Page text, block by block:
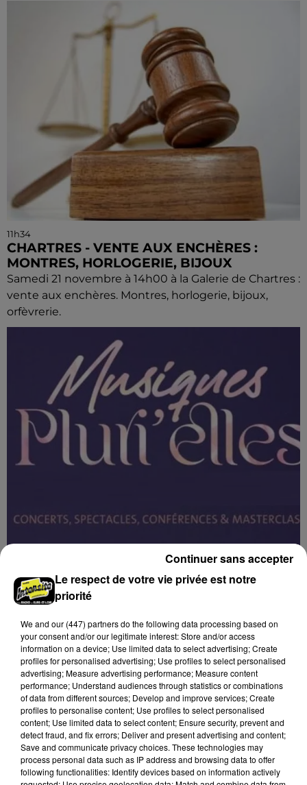
11h34
CHARTRES - VENTE AUX ENCHÈRES :
MONTRES, HORLOGERIE, BIJOUX
Samedi 21 novembre à 14h00 à la Galerie de Chartres :
vente aux enchères. Montres, horlogerie, bijoux,
orfèvrerie.
ORLÉANS (45) - FESTIVAL MUSIQUES
PLURI'ELLES
Du 3 au 7 février à Orléans (Loiret) : Festival musiques
Pluri'Elles.
Le respect de votre vie privée est notre
priorité
We and our (447) partnersdo the following data processing based on
your consent and/or our legitimate interest: Store and/or access
information on a device; Use limited data to select advertising; Create
profiles for personalised advertising; Use profiles to select personalised
advertising; Measure advertising performance; Measure content
performance; Understand audiences through statistics or combinations
of data from different sources; Develop and improve services; Create
profiles to personalise content; Use profiles to select personalised
content; Use limited data to select content; Ensure security, prevent and
detect fraud, and fix errors; Deliver and present advertising and content;
Save and communicate privacy choices. These technologies may
process personal data such as IP address and browsing data to offer
following functionalities: Identify devices based on information actively
Continuer sans accepter